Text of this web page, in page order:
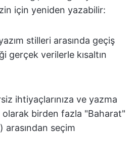
için yeniden yazabilir:
stilleri arasında geçiş
gerçek verilerle kısaltın
ihtiyaçlarınıza ve yazma
olarak birden fazla "Baharat"
seçim